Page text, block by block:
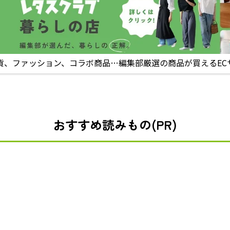
、ファッション、コラボ商品…編集部厳選の商品が買えるEC
おすすめ読みもの(PR)